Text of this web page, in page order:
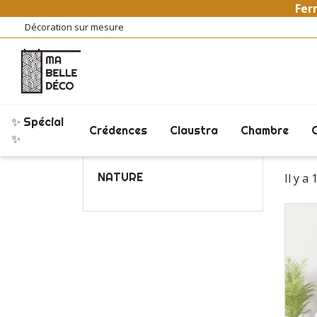
Décoration sur mesure
✨ Spécial
✨
Crédences Claustra Chambre
Accueil Tableaux Tableaux Claustra
NATURE Il y a